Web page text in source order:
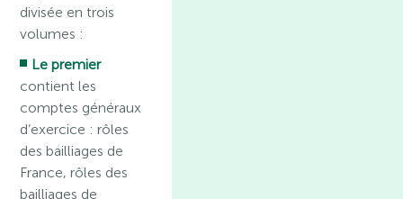
divisée en trois
volumes :
Le premier
contient les
comptes généraux
d’exercice : rôles
des bailliages de
France, rôles des
bailliages de